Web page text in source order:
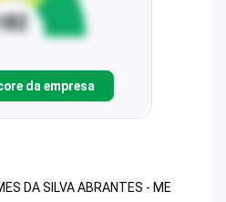
da empresa
DA SILVA ABRANTES - ME